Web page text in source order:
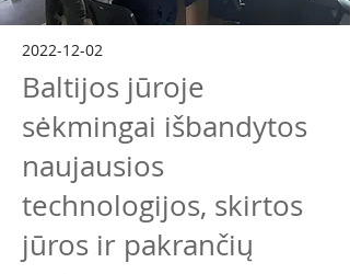
2022-12-02
Baltijos jūroje
sėkmingai išbandytos
naujausios
technologijos, skirtos
jūros ir pakrančių